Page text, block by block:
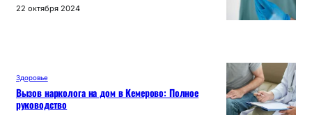
22 октября 2024
Здоровье
Вызов нарколога на дом в Кемерово: Полное
руководство